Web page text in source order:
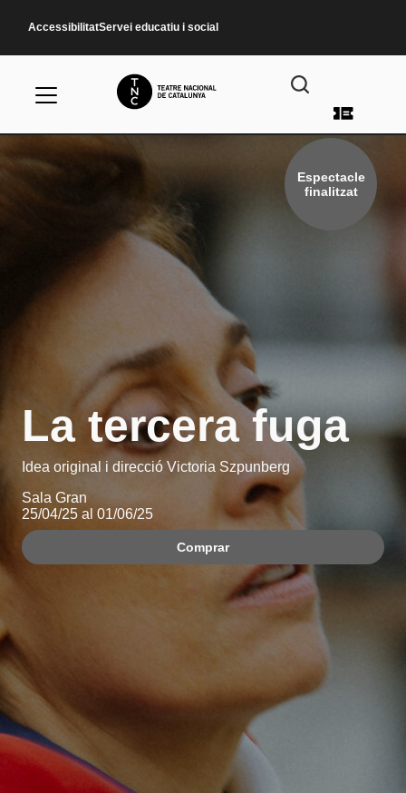
AccessibilitatServei educatiu i social
Menú
Espectacle
finalitzat
La tercera fuga
Idea original i direcció Victoria Szpunberg
Sala Gran
25/04/25 al 01/06/25
Comprar